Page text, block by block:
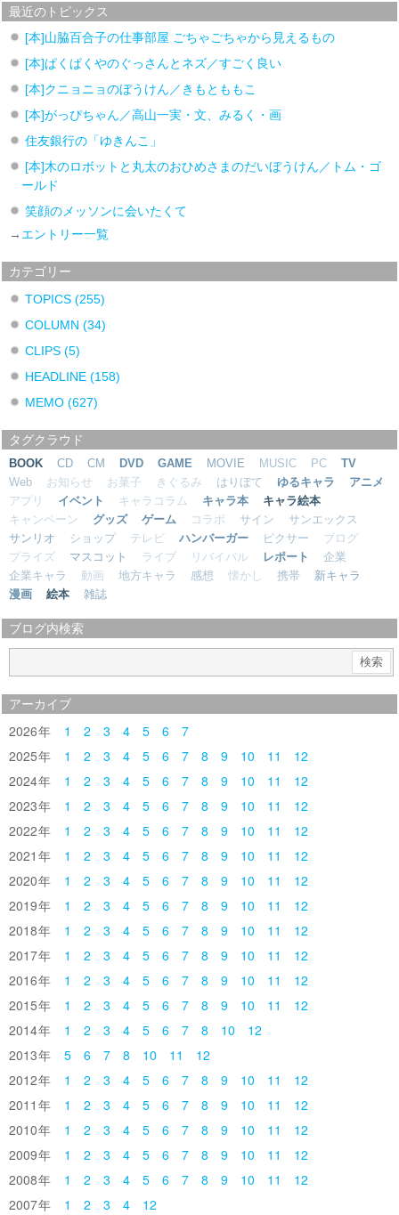
最近のトピックス
[本]山脇百合子の仕事部屋 ごちゃごちゃから見えるもの
[本]ぱくぱくやのぐっさんとネズ／すごく良い
[本]クニョニョのぼうけん／きもとももこ
[本]がっぴちゃん／高山一実・文、みるく・画
住友銀行の「ゆきんこ」
[本]木のロボットと丸太のおひめさまのだいぼうけん／トム・ゴ
ールド
笑顔のメッソンに会いたくて
→ エントリー一覧
カテゴリー
TOPICS(255)
COLUMN(34)
CLIPS(5)
HEADLINE(158)
MEMO(627)
タグクラウド
BOOK CD CM DVD GAME MOVIE MUSIC PC
TV
Web
お知らせ お菓子 きぐるみ はりぼて ゆるキャラ
アニメ
アプリ
イベント キャラコラム キャラ本
キャラ絵本
キャンペーン
グッズ ゲーム コラボ サイン
サンエックス
サンリオ
ショップ テレビ ハンバーガー ピクサー
ブログ
プライズ
マスコット ライブ リバイバル レポート
企業
企業キャラ
動画 地方キャラ 感想 懐かし 携帯
新キャラ
漫画
絵本 雑誌
ブログ内検索
アーカイブ
2026 1 2 3 4 5 6
7
2025
1 2 3 4 5 6 7 8 9 10 11
12
2024
1 2 3 4 5 6 7 8 9 10 11
12
2023
1 2 3 4 5 6 7 8 9 10 11
12
2022
1 2 3 4 5 6 7 8 9 10 11
12
2021
1 2 3 4 5 6 7 8 9 10 11
12
2020
1 2 3 4 5 6 7 8 9 10 11
12
2019
1 2 3 4 5 6 7 8 9 10 11
12
2018
1 2 3 4 5 6 7 8 9 10 11
12
2017
1 2 3 4 5 6 7 8 9 10 11
12
2016
1 2 3 4 5 6 7 8 9 10 11
12
2015
1 2 3 4 5 6 7 8 9 10 11
12
2014
1 2 3 4 5 6 7 8 10
12
2013
5 6 7 8 10 11
12
2012
1 2 3 4 5 6 7 8 9 10 11
12
2011
1 2 3 4 5 6 7 8 9 10 11
12
2010
1 2 3 4 5 6 7 8 9 10 11
12
2009
1 2 3 4 5 6 7 8 9 10 11
12
2008
1 2 3 4 5 6 7 8 9 10 11
12
2007
1 2 3 4 12